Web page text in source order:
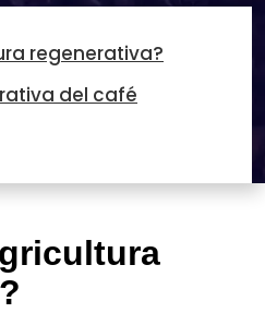
regenerativa?
del café